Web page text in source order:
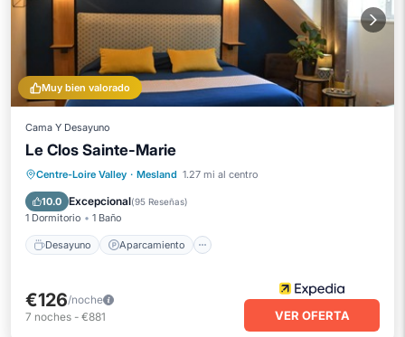
Muy bien valorado
Cama Y Desayuno
Le Clos Sainte-Marie
Centre-Loire Valley · Mesland 1.27 mi al centro
10.0 Excepcional(95 Reseñas)
1 Dormitorio 1 Baño
Desayuno Aparcamiento
Desayuno Aparcamiento
Balcón/Terraza
€126/noche
7 noches - €881 VER OFERTA